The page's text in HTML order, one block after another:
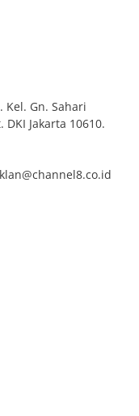
Kel. Gn. Sahari
DKI Jakarta 10610.